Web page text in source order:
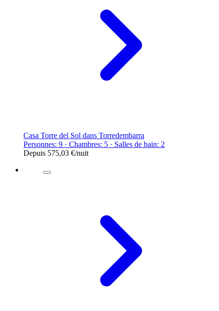
Casa Torre del Sol dans Torredembarra
Personnes: 9 · Chambres: 5 · Salles de bain: 2
Depuis 575,03 €/nuit